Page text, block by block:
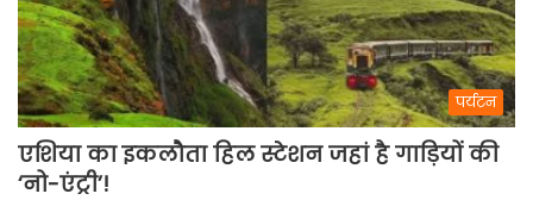
पर्यटन
एशिया का इकलौता हिल स्टेशन जहां है गाड़ियों की
‘नो-एंट्री’!